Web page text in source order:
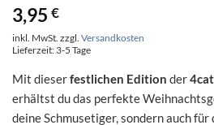
3,95 €
inkl. MwSt. zzgl. Versandkosten
Lieferzeit: 3-5 Tage
Mit dieserfestlichen Edition der
erhältst du das perfekte
deine Schmusetiger, sondern auch für